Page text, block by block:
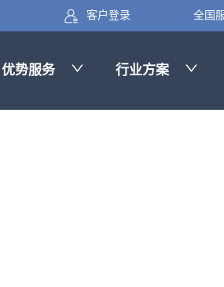
客户登录 全国
优势服务 行业方案